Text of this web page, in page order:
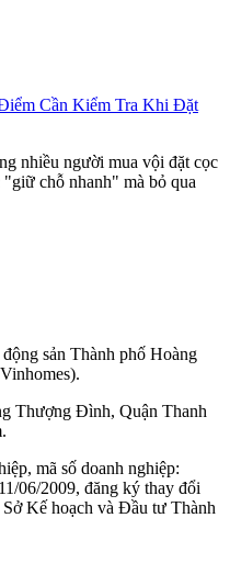
Cần Kiểm Tra Khi Đặt
nhiều người mua vội đặt cọc
chỗ nhanh" mà bỏ qua
sản Thành phố Hoàng
Thượng Đình, Quận Thanh
mã số doanh nghiệp:
06/2009, đăng ký thay đổi
Kế hoạch và Đầu tư Thành